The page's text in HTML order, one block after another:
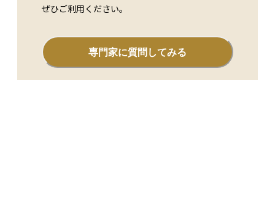
ぜひご利用ください。
専門家に質問してみる